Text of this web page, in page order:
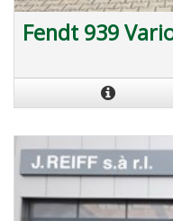
Fendt 939